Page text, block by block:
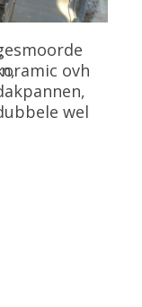
Bekijk Product
ovh
wel